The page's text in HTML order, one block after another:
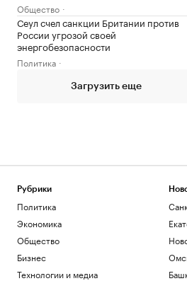
Общество
Сеул счел санкции Британии против
России угрозой своей
энергобезопасности
Политика
Загрузить еще
Рубрики
Политика
Экономика
Общество
Бизнес
Технологии и медиа